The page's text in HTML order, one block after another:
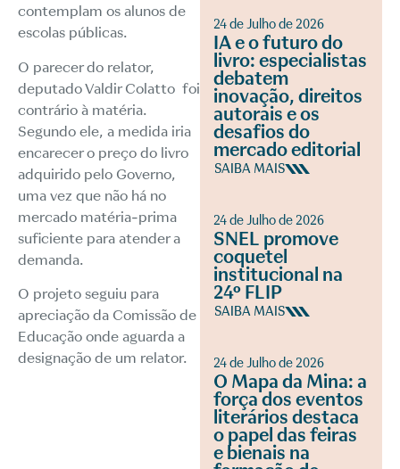
contemplam os alunos de
escolas públicas.
O parecer do relator,
deputado Valdir Colatto foi
contrário à matéria.
Segundo ele, a medida iria
encarecer o preço do livro
adquirido pelo Governo,
uma vez que não há no
mercado matéria-prima
suficiente para atender a
demanda.
O projeto seguiu para
apreciação da Comissão de
Educação onde aguarda a
designação de um relator.
24 de Julho de 2026
IA e o futuro do
livro: especialistas
debatem
inovação, direitos
autorais e os
desafios do
mercado editorial
SAIBA MAIS
24 de Julho de 2026
SNEL promove
coquetel
institucional na
24º FLIP
SAIBA MAIS
24 de Julho de 2026
O Mapa da Mina: a
força dos eventos
literários destaca
o papel das feiras
e bienais na